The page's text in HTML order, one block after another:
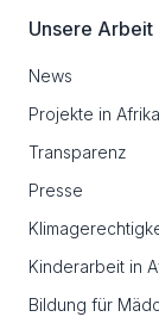
Unsere Arbeit
News
Projekte in Afrika
Transparenz
Presse
Kinderarbeit in
Bildung für